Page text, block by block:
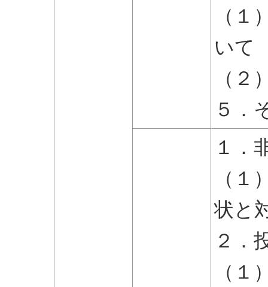
（
いて
（２
５．
１．
（
状と
２．
（１